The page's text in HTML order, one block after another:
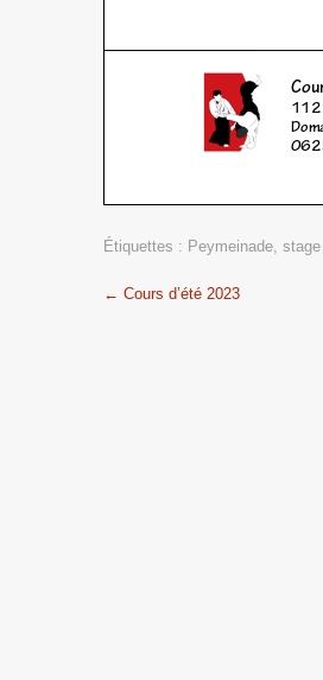
Étiquettes : Peymeinade, stage
Post
← Cours d’été 2023